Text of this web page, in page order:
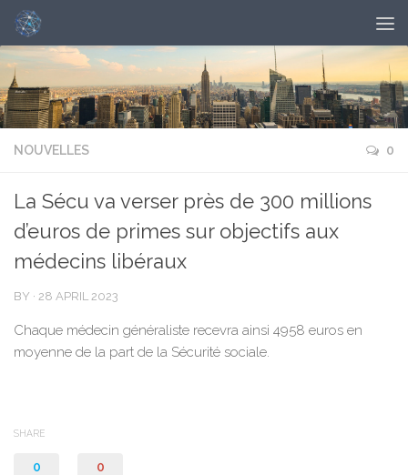
NOUVELLES 0
La Sécu va verser près de 300 millions
d’euros de primes sur objectifs aux
médecins libéraux
BY · 28 APRIL 2023
Chaque médecin généraliste recevra ainsi 4958 euros en
moyenne de la part de la Sécurité sociale.
SHARE
0 0